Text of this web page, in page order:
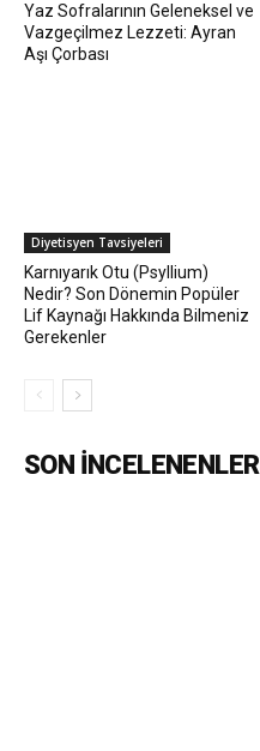
Yaz Sofralarının Geleneksel ve
Vazgeçilmez Lezzeti: Ayran
Aşı Çorbası
Diyetisyen Tavsiyeleri
Karnıyarık Otu (Psyllium)
Nedir? Son Dönemin Popüler
Lif Kaynağı Hakkında Bilmeniz
Gerekenler
SON İNCELENENLER